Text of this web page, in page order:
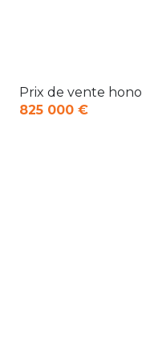
Prix de vente
825 000 €